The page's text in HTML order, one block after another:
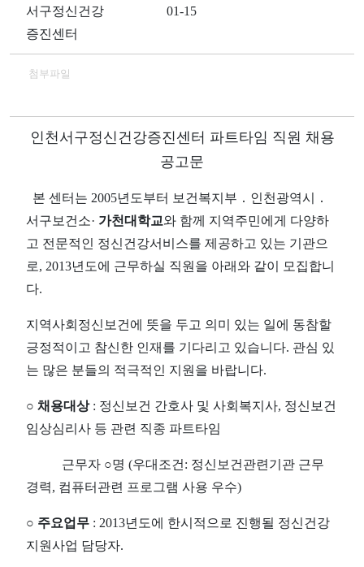
서구정신건강
증진센터
01-15
첨부파일
인천서구정신건강증진센터 파트타임 직원 채용
공고문
본 센터는 2005년도부터 보건복지부 ․ 인천광역시 ․
서구보건소· 가천대학교와 함께 지역주민에게 다양하
고 전문적인 정신건강서비스를 제공하고 있는 기관으
로, 2013년도에 근무하실 직원을 아래와 같이 모집합니
다.
지역사회정신보건에 뜻을 두고 의미 있는 일에 동참할
긍정적이고 참신한 인재를 기다리고 있습니다. 관심 있
는 많은 분들의 적극적인 지원을 바랍니다.
○ 채용대상: 정신보건 간호사 및 사회복지사, 정신보건
임상심리사 등 관련 직종 파트타임
근무자 ○명 (우대조건: 정신보건관련기관 근무
경력, 컴퓨터관련 프로그램 사용 우수)
○ 주요업무 : 2013년도에 한시적으로 진행될 정신건강
지원사업 담당자.